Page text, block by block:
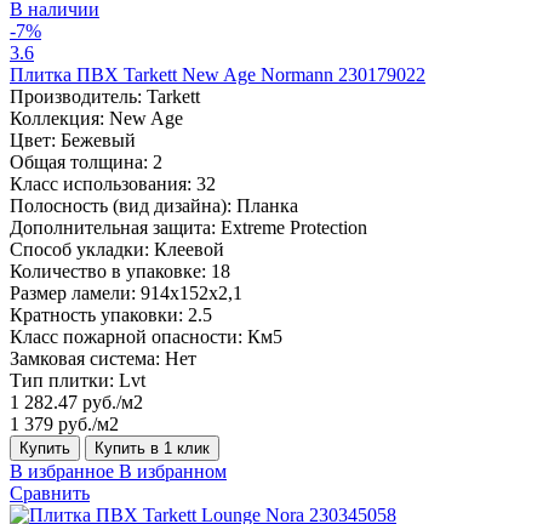
В наличии
-7%
3.6
Плитка ПВХ Tarkett New Age Normann 230179022
Производитель: Tarkett
Коллекция: New Age
Цвет: Бежевый
Общая толщина: 2
Класс использования: 32
Полосность (вид дизайна): Планка
Дополнительная защита: Extreme Protection
Способ укладки: Клеевой
Количество в упаковке: 18
Размер ламели: 914x152x2,1
Кратность упаковки: 2.5
Класс пожарной опасности: Км5
Замковая система: Нет
Тип плитки: Lvt
1 282.47 руб./м2
1 379 руб./м2
Купить Купить в 1 клик
В избранное В избранном
Сравнить